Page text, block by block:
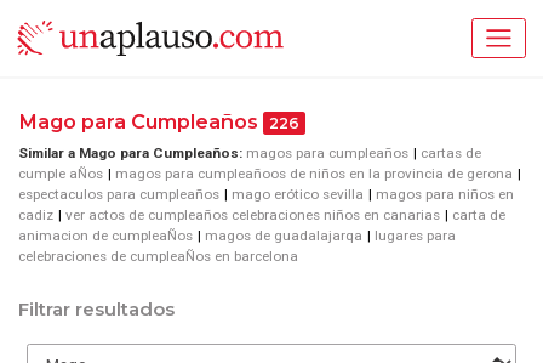
Mago para Cumpleaños 226
Similar a Mago para Cumpleaños: magos para cumpleaños
cartas de
cumple aÑos
magos para cumpleañoos de niños en la provincia de gerona
espectaculos para cumpleaños
mago erótico sevilla
magos para niños en
cadiz
ver actos de cumpleaños celebraciones niños en canarias
carta de
animacion de cumpleaÑos
magos de guadalajarqa
lugares para
celebraciones de cumpleaÑos en barcelona
Filtrar resultados